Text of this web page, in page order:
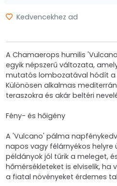
Kedvencekhez ad
A Chamaerops humilis
egyik népszerű változata,
mutatós lombozatával hódít a
Különösen alkalmas
teraszokra és akár beltéri
Fény- és hőigény
A 'Vulcano' pálma
napos vagy félárnyékos helyre
példányok jól tűrik a meleget,
hőmérsékleteket is elviselik, ha
a fiatal növényeket érdemes